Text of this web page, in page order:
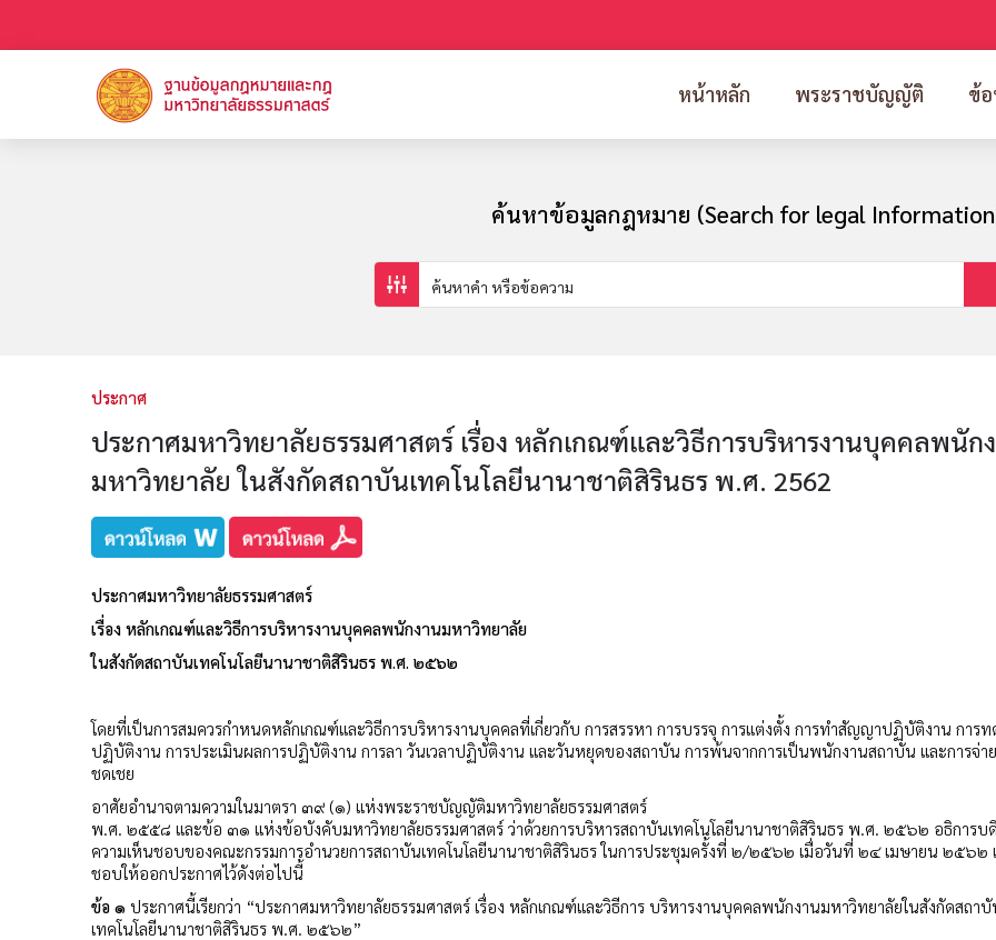
หน้าหลัก พระราชบัญญัติ ข้
ค้นหาข้อมูลกฎหมาย (Search for legal
ประกาศ
ประกาศมหาวิทยาลัยธรรมศาสตร์ เรื่อง หลักเกณฑ์และวิธีการบริหารงานบุคคลพนัก
มหาวิทยาลัย ในสังกัดสถาบันเทคโนโลยีนานาชาติสิรินธร พ.ศ. 2562
ประกาศมหาวิทยาลัยธรรมศาสตร์
เรื่อง หลักเกณฑ์และวิธีการบริหารงานบุคคลพนักงานมหาวิทยาลัย
ในสังกัดสถาบันเทคโนโลยีนานาชาติสิรินธร พ.ศ. ๒๕๖๒
โดยที่เป็นการสมควรกำหนดหลักเกณฑ์และวิธีการบริหารงานบุคคลที่เกี่ยวกับ การสรรหา การบรรจุ การแต่งตั้ง การทำสัญญาปฏิบัติงาน การท
ปฏิบัติงาน การประเมินผลการปฏิบัติงาน การลา วันเวลาปฏิบัติงาน และวันหยุดของสถาบัน การพ้นจากการเป็นพนักงานสถาบัน และการจ่าย
ชดเชย
อาศัยอำนาจตามความในมาตรา ๓๙ (๑) แห่งพระราชบัญญัติมหาวิทยาลัยธรรมศาสตร์
พ.ศ. ๒๕๕๘ และข้อ ๓๑ แห่งข้อบังคับมหาวิทยาลัยธรรมศาสตร์ ว่าด้วยการบริหารสถาบันเทคโนโลยีนานาชาติสิรินธร พ.ศ. ๒๕๖๒ อธิการบ
ความเห็นชอบของคณะกรรมการอำนวยการสถาบันเทคโนโลยีนานาชาติสิรินธร ในการประชุมครั้งที่ ๒/๒๕๖๒ เมื่อวันที่ ๒๔ เมษายน ๒๕๖๒
ชอบให้ออกประกาศไว้ดังต่อไปนี้
ข้อ ๑ ประกาศนี้เรียกว่า “ประกาศมหาวิทยาลัยธรรมศาสตร์ เรื่อง หลักเกณฑ์และวิธีการ บริหารงานบุคคลพนักงานมหาวิทยาลัยในสังกัดสถาบั
เทคโนโลยีนานาชาติสิรินธร พ.ศ. ๒๕๖๒”